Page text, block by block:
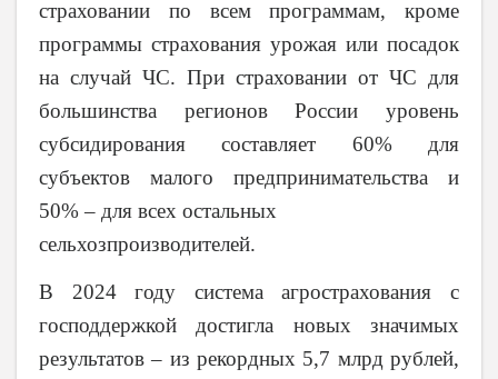
страховании по всем программам, кроме
программы страхования урожая или посадок
на случай ЧС. При страховании от ЧС для
большинства регионов России уровень
субсидирования составляет 60% для
субъектов малого предпринимательства и
50% – для всех остальных
сельхозпроизводителей.
В 2024 году система агрострахования с
господдержкой достигла новых значимых
результатов – из рекордных 5,7 млрд рублей,